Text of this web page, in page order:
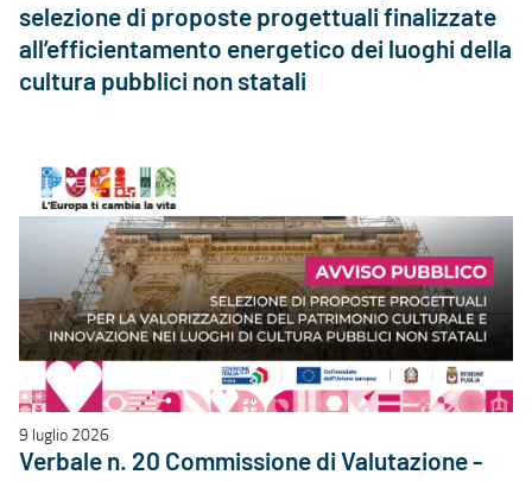
selezione di proposte progettuali finalizzate
all’efficientamento energetico dei luoghi della
cultura pubblici non statali
9 luglio 2026
Verbale n. 20 Commissione di Valutazione -